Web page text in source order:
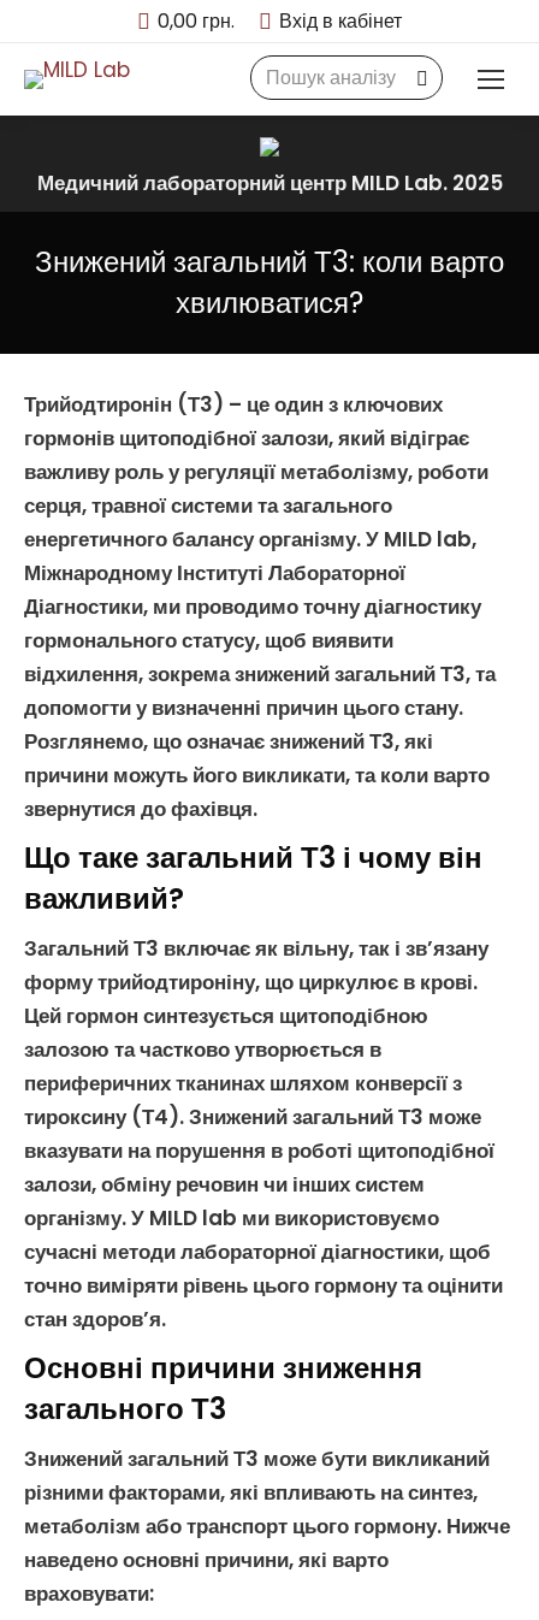
0,00 грн. Вхід в кабінет
Search:
Знижений загальний Т3: коли варто
хвилюватися?
Трийодтиронін (Т3) – це один з ключових
гормонів щитоподібної залози, який відіграє
важливу роль у регуляції метаболізму, роботи
серця, травної системи та загального
енергетичного балансу організму. У MILD lab,
Міжнародному Інституті Лабораторної
Діагностики, ми проводимо точнудіагностику
гормонального статусу, щоб виявити
відхилення, зокремазнижений загальний Т3, та
допомогти у визначенні причин цього стану.
Розглянемо, що означаєзнижений Т3, які
причини можуть його викликати, та коли варто
звернутися до фахівця.
Що таке загальний Т3 і чому він
важливий?
ЗагальнийТ3 включає як вільну, так і зв’язану
формутрийодтироніну, що циркулює в крові.
Цей гормон синтезується щитоподібною
залозою та частково утворюється в
периферичних тканинах шляхом конверсії з
тироксину (Т4).Знижений загальний Т3 може
вказувати на порушення в роботі щитоподібної
залози, обміну речовин чи інших систем
організму. У MILD lab ми використовуємо
сучасні методилабораторної діагностики, щоб
точно виміряти рівень цього гормону та оцінити
стан здоров’я.
Основні причини зниження
загального Т3
Знижений загальний Т3 може бути викликаний
різними факторами, які впливають на синтез,
метаболізм або транспорт цього гормону. Нижче
наведено основні причини, які варто
враховувати:
Медичний лабораторний центр MILD Lab. 2025